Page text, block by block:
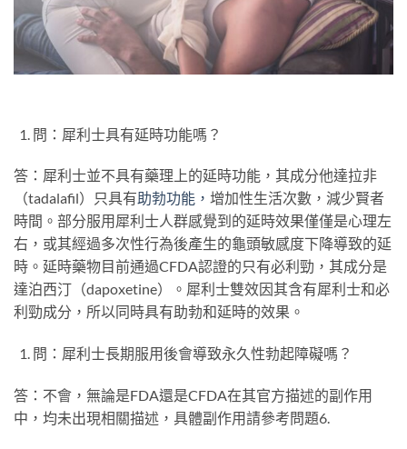
問：犀利士具有延時功能嗎？
答：犀利士並不具有藥理上的延時功能，其成分他達拉非
（tadalafil）只具有助勃功能， 增加性生活次數，減少賢者
時間。部分服用犀利士人群感覺到的延時效果僅僅是心理左
右，或其經過多次性行為後產生的龜頭敏感度下降導致的延
時。延時藥物目前通過CFDA認證的只有必利勁，其成分是
達泊西汀（dapoxetine）。犀利士雙效因其含有犀利士和必
利勁成分，所以同時具有助勃和延時的效果。
問：犀利士長期服用後會導致永久性勃起障礙嗎？
答：不會，無論是FDA還是CFDA在其官方描述的副作用
中，均未出現相關描述，具體副作用請參考問題6.